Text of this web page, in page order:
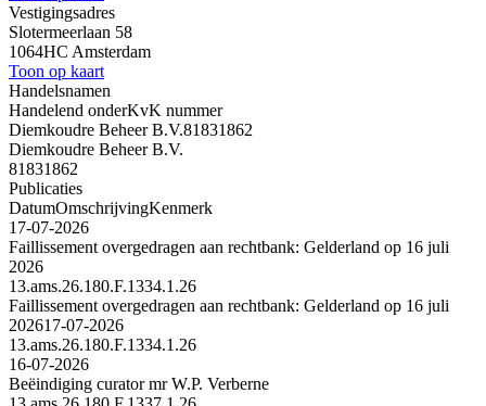
Vestigingsadres
Slotermeerlaan 58
1064HC Amsterdam
Toon op kaart
Handelsnamen
Handelend onderKvK nummer
Diemkoudre Beheer B.V.81831862
Diemkoudre Beheer B.V.
81831862
Publicaties
DatumOmschrijvingKenmerk
17-07-2026
Faillissement overgedragen aan rechtbank: Gelderland op 16 juli
2026
13.ams.26.180.F.1334.1.26
Faillissement overgedragen aan rechtbank: Gelderland op 16 juli
202617-07-2026
13.ams.26.180.F.1334.1.26
16-07-2026
Beëindiging curator mr W.P. Verberne